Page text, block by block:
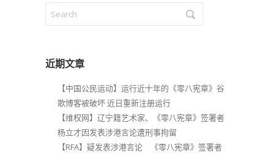
近期文章
【中国公民运动】运行近十年的《零八宪章》谷
歌博客被破坏 近日重新注册运行
【维权网】辽宁籍艺术家、《零八宪章》签署者
杨立才因发表涉港言论遭刑事拘留
【RFA】疑发表涉港言论 《零八宪章》签署者